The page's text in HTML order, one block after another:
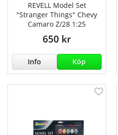
REVELL Model Set
"Stranger Things" Chevy
Camaro Z/28 1:25
650 kr
Info Köp